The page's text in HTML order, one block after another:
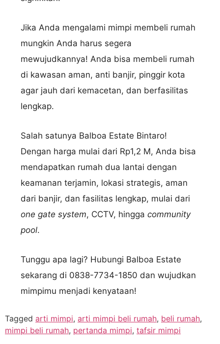
Jika Anda mengalami mimpi membeli rumah
mungkin Anda harus segera
mewujudkannya! Anda bisa membeli rumah
di kawasan aman, anti banjir, pinggir kota
agar jauh dari kemacetan, dan berfasilitas
lengkap.
Salah satunya Balboa Estate Bintaro!
Dengan harga mulai dari Rp1,2 M, Anda bisa
mendapatkan rumah dua lantai dengan
keamanan terjamin, lokasi strategis, aman
dari banjir, dan fasilitas lengkap, mulai dari
one gate system, CCTV, hinggacommunity
pool.
Tunggu apa lagi? Hubungi Balboa Estate
sekarang di 0838-7734-1850 dan wujudkan
mimpimu menjadi kenyataan!
Tagged arti mimpi, arti mimpi beli rumah, beli rumah,
mimpi beli rumah, pertanda mimpi, tafsir mimpi